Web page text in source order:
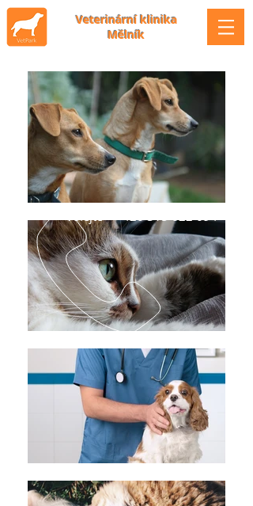
Veterinární klinika
Mělník
volejte+420 315 622 694